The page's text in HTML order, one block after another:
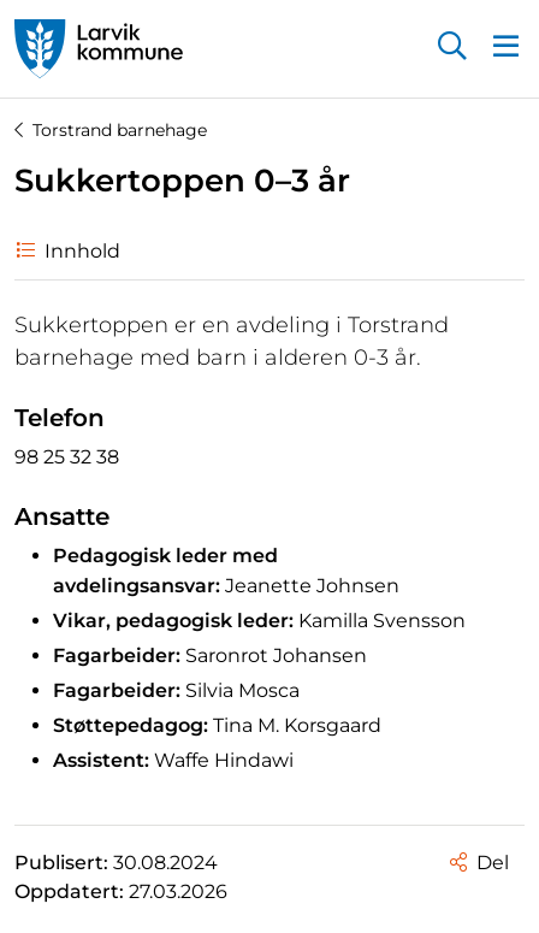
Torstrand barnehage
Sukkertoppen 0–3 år
Innhold
Sukkertoppen er en avdeling i Torstrand
barnehage med barn i alderen 0-3 år.
Telefon
98 25 32 38
Ansatte
Pedagogisk leder med
avdelingsansvar: Jeanette Johnsen
Vikar, pedagogisk leder: Kamilla Svensson
Fagarbeider: Saronrot Johansen
Fagarbeider: Silvia Mosca
Støttepedagog: Tina M. Korsgaard
Assistent: Waffe Hindawi
Publisert: 30.08.2024
Oppdatert: 27.03.2026
Del